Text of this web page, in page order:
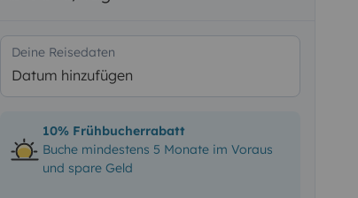
Deine Reisedaten
Datum hinzufügen
10% Frühbucherrabatt
Buche mindestens 5 Monate im Voraus
und spare Geld